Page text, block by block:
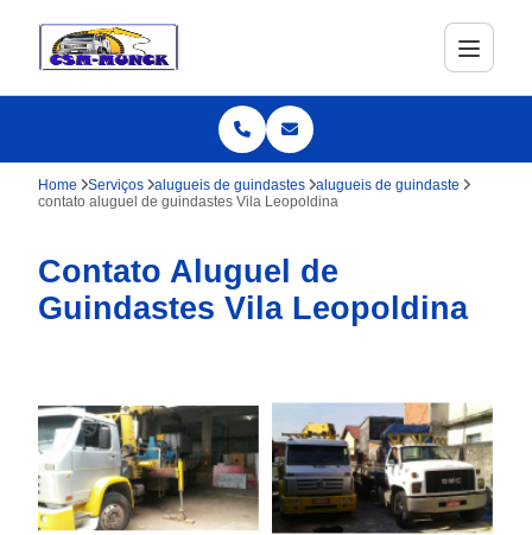
Home Serviços alugueis de guindastes
alugueis de guindaste
contato aluguel de guindastes Vila Leopoldina
Contato Aluguel de
Guindastes Vila Leopoldina